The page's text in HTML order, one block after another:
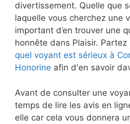
divertissement. Quelle que
laquelle vous cherchez une
important d’en trouver une
honnête dans Plaisir.
quel voyant est sérieux à
Honorine afin d'en savoir
Avant de consulter une
temps de lire les avis en
elle car cela vous donnera